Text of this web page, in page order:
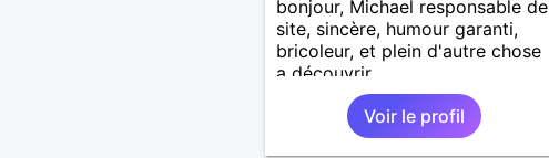
bonjour, Michael responsable de
site, sincère, humour garanti,
bricoleur, et plein d'autre chose
a découvrir
Voir le profil